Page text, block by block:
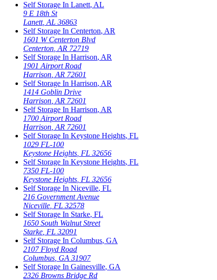
Self Storage In Lanett, AL
9 E 18th St
Lanett, AL 36863
Self Storage In Centerton, AR
1601 W Centerton Blvd
Centerton AR 72719
Self Storage In Harrison, AR
1901 Airport Road
Harrison AR 72601
Self Storage In Harrison, AR
1414 Goblin Drive
Harrison AR 72601
Self Storage In Harrison, AR
1700 Airport Road
Harrison AR 72601
Self Storage In Keystone Heights, FL
1029 FL-100
Keystone Heights FL 32656
Self Storage In Keystone Heights, FL
7350 FL-100
Keystone Heights FL 32656
Self Storage In Niceville, FL
216 Government Avenue
Niceville FL 32578
Self Storage In Starke, FL
1650 South Walnut Street
Starke FL 32091
Self Storage In Columbus, GA
2107 Floyd Road
Columbus GA 31907
Self Storage In Gainesville, GA
2326 Browns Bridge Rd